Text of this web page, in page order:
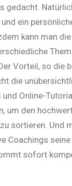
gedacht.
ein
kann man
Vorteil, so die
die
Online-
um den
sortieren. Und
Coachings
sofort